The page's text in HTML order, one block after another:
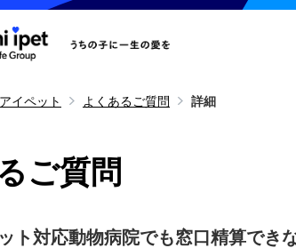
イペット よくあるご質問 詳細
ご質問
ト対応動物病院でも窓口精算でき